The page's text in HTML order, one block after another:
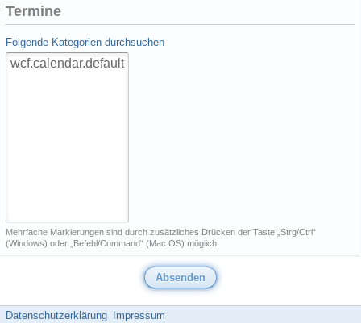
Termine
Folgende Kategorien durchsuchen
Mehrfache Markierungen sind durch zusätzliches Drücken der Taste „Strg/Ctrl“
(Windows) oder „Befehl/Command“ (Mac OS) möglich.
Datenschutzerklärung Impressum